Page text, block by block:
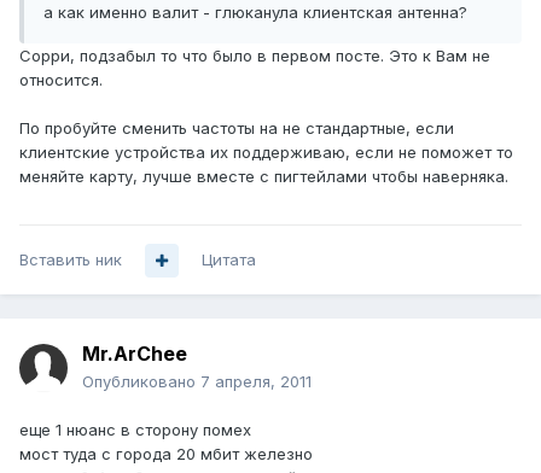
а как именно валит - глюканула клиентская антенна?
Сорри, подзабыл то что было в первом посте. Это к Вам не
относится.
По пробуйте сменить частоты на не стандартные, если
клиентские устройства их поддерживаю, если не поможет то
меняйте карту, лучше вместе с пигтейлами чтобы наверняка.
Вставить ник Цитата
Mr.ArChee
Опубликовано 7 апреля, 2011
еще 1 нюанс в сторону помех
мост туда с города 20 мбит железно